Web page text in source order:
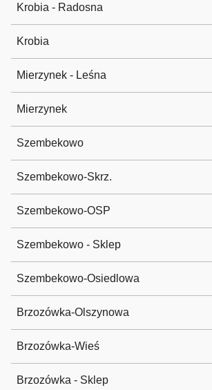
Krobia - Radosna
Krobia
Mierzynek - Leśna
Mierzynek
Szembekowo
Szembekowo-Skrz.
Szembekowo-OSP
Szembekowo - Sklep
Szembekowo-Osiedlowa
Brzozówka-Olszynowa
Brzozówka-Wieś
Brzozówka - Sklep